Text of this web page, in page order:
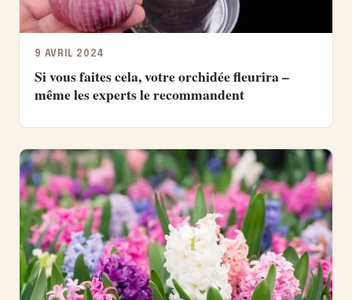
9 AVRIL 2024
Si vous faites cela, votre orchidée fleurira –
même les experts le recommandent